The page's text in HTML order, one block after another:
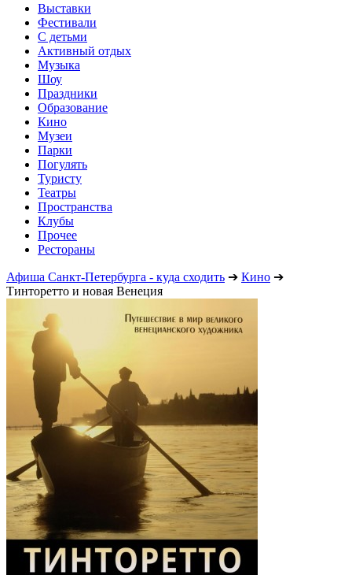
Выставки
Фестивали
С детьми
Активный отдых
Музыка
Шоу
Праздники
Образование
Кино
Музеи
Парки
Погулять
Туристу
Театры
Пространства
Клубы
Прочее
Рестораны
Афиша Санкт-Петербурга - куда сходить ➔ Кино ➔
Тинторетто и новая Венеция